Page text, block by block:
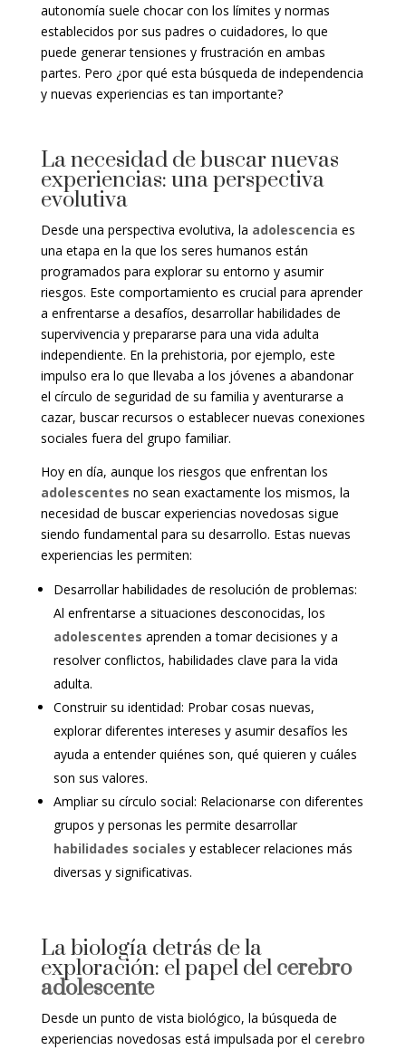
autonomía suele chocar con los límites y normas
establecidos por sus padres o cuidadores, lo que
puede generar tensiones y frustración en ambas
partes. Pero ¿por qué esta búsqueda de independencia
y nuevas experiencias es tan importante?
La necesidad de buscar nuevas
experiencias: una perspectiva
evolutiva
Desde una perspectiva evolutiva, la adolescencia es
una etapa en la que los seres humanos están
programados para explorar su entorno y asumir
riesgos. Este comportamiento es crucial para aprender
a enfrentarse a desafíos, desarrollar habilidades de
supervivencia y prepararse para una vida adulta
independiente. En la prehistoria, por ejemplo, este
impulso era lo que llevaba a los jóvenes a abandonar
el círculo de seguridad de su familia y aventurarse a
cazar, buscar recursos o establecer nuevas conexiones
sociales fuera del grupo familiar.
Hoy en día, aunque los riesgos que enfrentan los
adolescentes no sean exactamente los mismos, la
necesidad de buscar experiencias novedosas sigue
siendo fundamental para su desarrollo. Estas nuevas
experiencias les permiten:
Desarrollar habilidades de resolución de problemas:
Al enfrentarse a situaciones desconocidas, los
adolescentes aprenden a tomar decisiones y a
resolver conflictos, habilidades clave para la vida
adulta.
Construir su identidad: Probar cosas nuevas,
explorar diferentes intereses y asumir desafíos les
ayuda a entender quiénes son, qué quieren y cuáles
son sus valores.
Ampliar su círculo social: Relacionarse con diferentes
grupos y personas les permite desarrollar
habilidades sociales y establecer relaciones más
diversas y significativas.
La biología detrás de la
exploración: el papel del cerebro
adolescente
Desde un punto de vista biológico, la búsqueda de
experiencias novedosas está impulsada por el cerebro